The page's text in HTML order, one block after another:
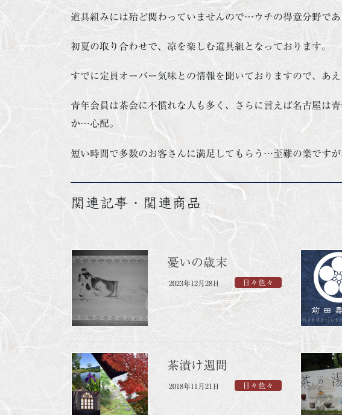
道具組みには殆ど関わっていませんので…ウチの得意分野であ
初夏の取り合わせで、凉を楽しむ道具組となっております。
すでに定員オーバー気味との情報を聞いておりますので、あ
青年会員は茶会に不慣れな人も多く、さらに言えば名古屋は
か…心配。
短い時間で多数のお客さんに満足してもらう…至難の業です
関連記事・関連商品
憂いの歳末
2023年12月28日 日々色々
茶漬け週間
2018年11月21日 日々色々